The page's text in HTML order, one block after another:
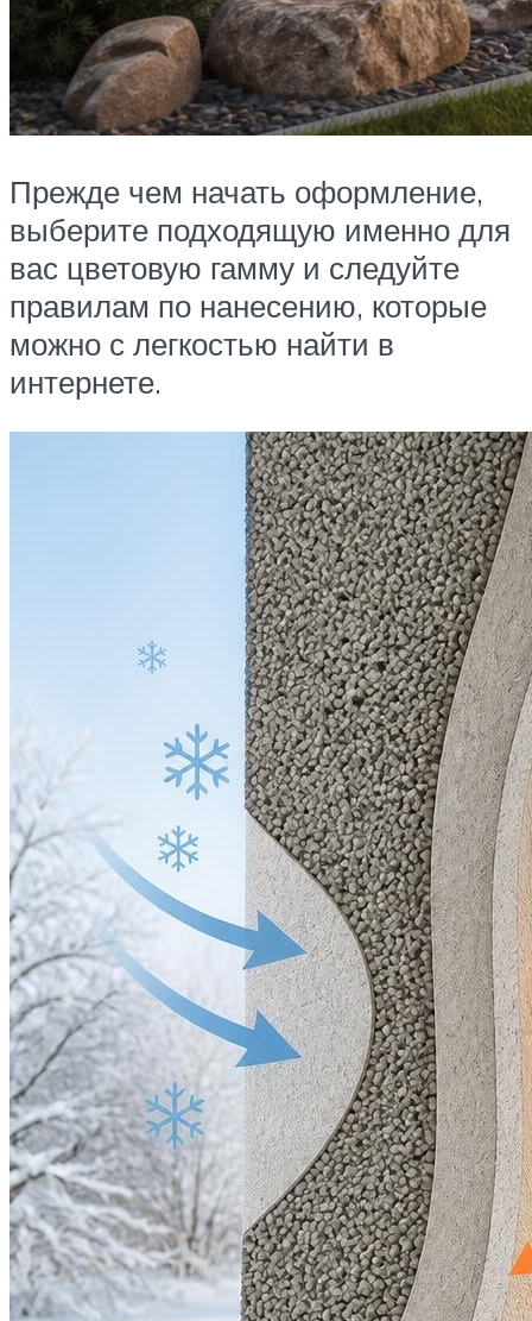
Прежде чем начать оформление,
выберите подходящую именно для
вас цветовую гамму и следуйте
правилам по нанесению, которые
можно с легкостью найти в
интернете.